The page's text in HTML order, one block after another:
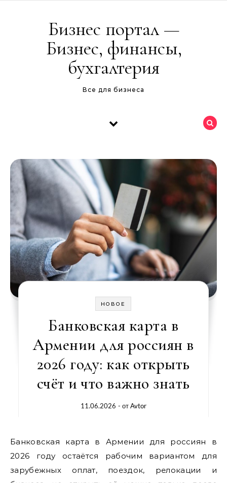
Бизнес портал —
Бизнес, финансы,
бухгалтерия
Все для бизнеса
НОВОЕ
Банковская карта в
Армении для россиян в
2026 году: как открыть
счёт и что важно знать
11.06.2026 - отAvtor
Банковская карта в Армении для россиян в
2026 году остаётся рабочим вариантом для
зарубежных оплат, поездок, релокации и